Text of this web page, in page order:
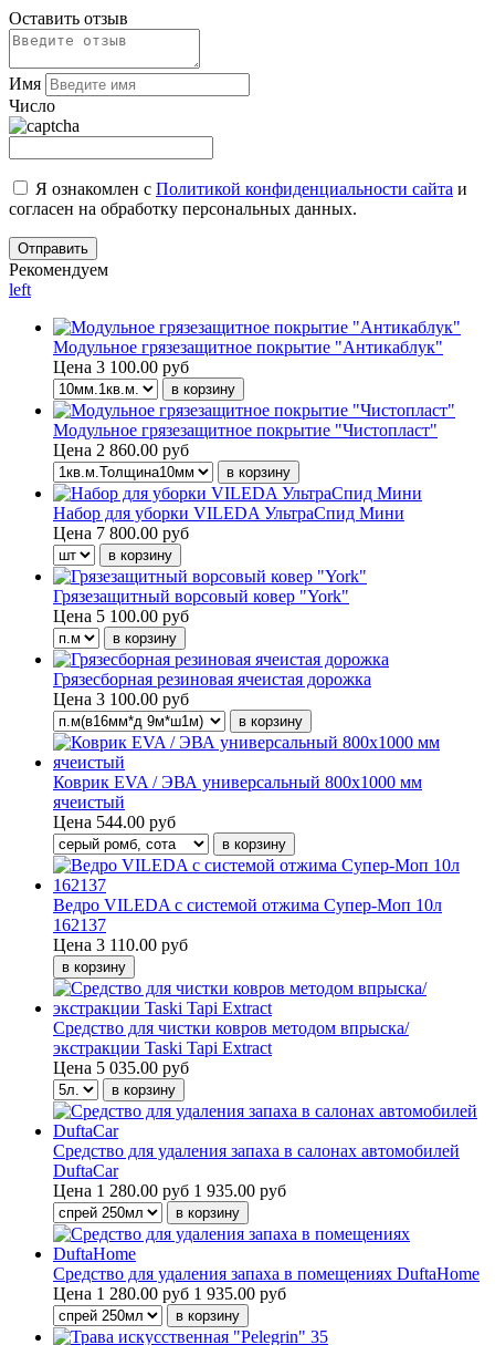
Оставить отзыв
Имя
Число
Я ознакомлен с Политикой конфиденциальности сайта и
согласен на обработку персональных данных.
Рекомендуем
left
Модульное грязезащитное покрытие "Антикаблук"
Цена 3 100.00 руб
Модульное грязезащитное покрытие "Чистопласт"
Цена 2 860.00 руб
Набор для уборки VILEDA УльтраСпид Мини
Цена 7 800.00 руб
Грязезащитный ворсовый ковер "York"
Цена 5 100.00 руб
Грязесборная резиновая ячеистая дорожка
Цена 3 100.00 руб
Коврик EVA / ЭВА универсальный 800х1000 мм
ячеистый
Цена 544.00 руб
Ведро VILEDA с системой отжима Супер-Моп 10л
162137
Цена 3 110.00 руб
Средство для чистки ковров методом впрыска/
экстракции Taski Tapi Extract
Цена 5 035.00 руб
Средство для удаления запаха в салонах автомобилей
DuftaCar
Цена 1 280.00 руб 1 935.00 руб
Средство для удаления запаха в помещениях DuftaHome
Цена 1 280.00 руб 1 935.00 руб